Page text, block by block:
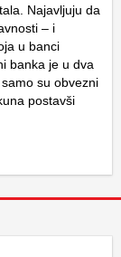
Najavljuju da
– i
u banci
banka je u dva
su obvezni
postavši